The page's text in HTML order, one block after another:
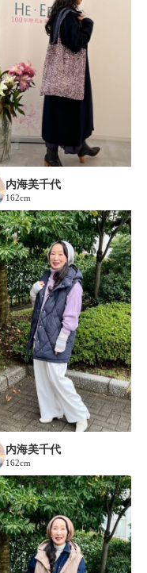
内海美千代
162cm
内海美千代
162cm